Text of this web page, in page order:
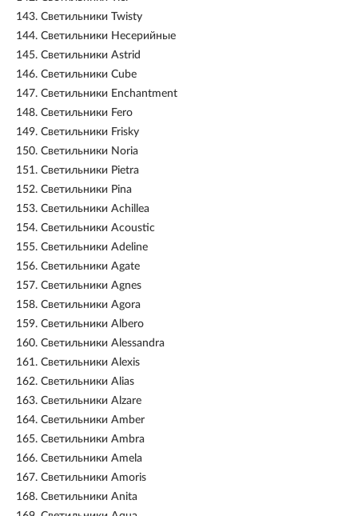
143. Светильники Twisty
144. Светильники Несерийные
145. Светильники Astrid
146. Светильники Cube
147. Светильники Enchantment
148. Светильники Fero
149. Светильники Frisky
150. Светильники Noria
151. Светильники Pietra
152. Светильники Pina
153. Светильники Achillea
154. Светильники Acoustic
155. Светильники Adeline
156. Светильники Agate
157. Светильники Agnes
158. Светильники Agora
159. Светильники Albero
160. Светильники Alessandra
161. Светильники Alexis
162. Светильники Alias
163. Светильники Alzare
164. Светильники Amber
165. Светильники Ambra
166. Светильники Amela
167. Светильники Amoris
168. Светильники Anita